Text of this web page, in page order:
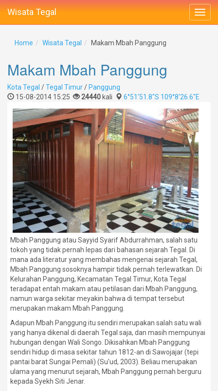
Wisata Tegal
Home Wisata Tegal Makam Mbah Panggung
Makam Mbah Panggung
Kota Tegal /Tegal Timur/ Panggung
15-08-2014 15:25
24440 kali 6°51'51.8"S 109°8'26.6"E
Mbah Panggung atau Sayyid Syarif Abdurrahman, salah satu
tokoh yang tidak pernah lepas dari bahasan sejarah Tegal. Di
mana ada literatur yang membahas mengenai sejarah Tegal,
Mbah Panggung sosoknya hampir tidak pernah terlewatkan. Di
Kelurahan Panggung, Kecamatan Tegal Timur, Kota Tegal
teradapat entah makam atau petilasan dari Mbah Panggung,
namun warga sekitar meyakin bahwa di tempat tersebut
merupakan makam Mbah Panggung.
Adapun Mbah Panggung itu sendiri merupakan salah satu wali
yang hanya dikenal di daerah Tegal saja, dan masih mempunyai
hubungan dengan Wali Songo. Dikisahkan Mbah Panggung
sendiri hidup di masa sekitar tahun 1812-an di Sawojajar (tepi
pantai barat Sungai Pemali) (Su'ud, 2003). Beliau merupakan
ulama yang menurut sejarah, Mbah Panggung pernah berguru
kepada Syekh Siti Jenar.